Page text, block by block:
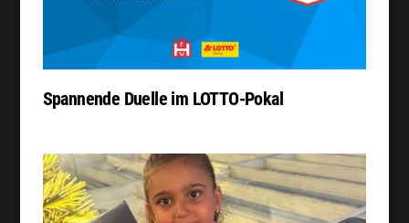
Spannende Duelle im LOTTO-Pokal